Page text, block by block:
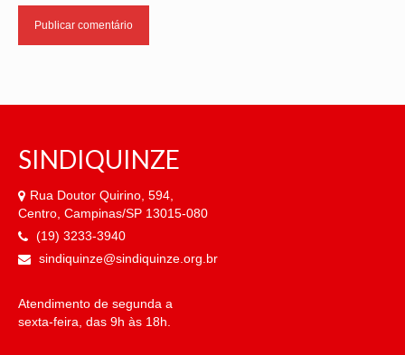
SINDIQUINZE
Rua Doutor Quirino, 594,
Centro, Campinas/SP 13015-080
(19) 3233-3940
sindiquinze@sindiquinze.org.br
Atendimento de segunda a
sexta-feira, das 9h às 18h.